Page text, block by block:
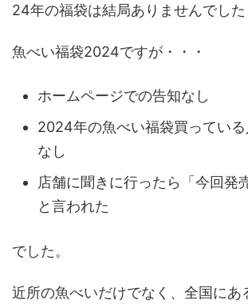
24年の福袋は結局ありませんでした
魚べい福袋2024ですが・・・
ホームページでの告知なし
2024年の魚べい福袋買ってい
なし
店舗に聞きに行ったら「今回発
と言われた
でした。
近所の魚べいだけでなく、全国にあ